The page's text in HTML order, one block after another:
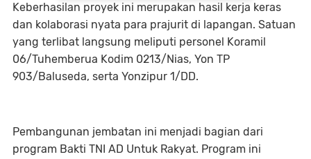
Keberhasilan proyek ini merupakan hasil kerja keras
dan kolaborasi nyata para prajurit di lapangan. Satuan
yang terlibat langsung meliputi personel Koramil
06/Tuhemberua Kodim 0213/Nias, Yon TP
903/Baluseda, serta Yonzipur 1/DD.
Pembangunan jembatan ini menjadi bagian dari
program Bakti TNI AD Untuk Rakyat. Program ini